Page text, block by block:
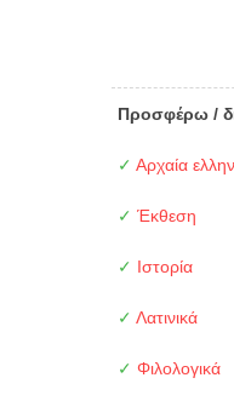
Προσφέρω /
✓ Αρχαία
✓ Έκθεση
✓ Ιστορία
✓ Λατινικά
✓ Φιλολογικά